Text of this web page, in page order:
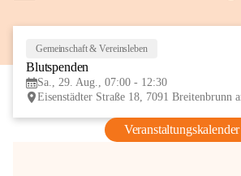
Gemeinschaft & Vereinsleben
Blutspenden
Sa., 29. Aug., 07:00 - 12:30
Veranstaltungskalender